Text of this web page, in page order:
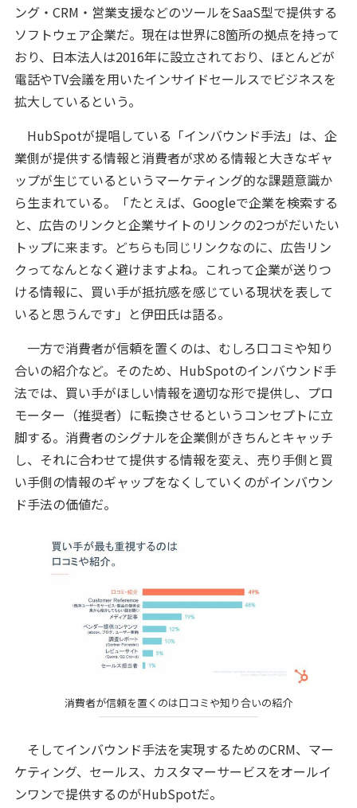
ング・CRM・営業支援などのツールをSaaS型で提供する
ソフトウェア企業だ。現在は世界に8箇所の拠点を持って
おり、日本法人は2016年に設立されており、ほとんどが
電話やTV会議を用いたインサイドセールスでビジネスを
拡大しているという。
HubSpotが提唱している「インバウンド手法」は、企
業側が提供する情報と消費者が求める情報と大きなギャ
ップが生じているというマーケティング的な課題意識か
ら生まれている。「たとえば、Googleで企業を検索する
と、広告のリンクと企業サイトのリンクの2つがだいたい
トップに来ます。どちらも同じリンクなのに、広告リン
クってなんとなく避けますよね。これって企業が送りつ
ける情報に、買い手が抵抗感を感じている現状を表して
いると思うんです」と伊田氏は語る。
一方で消費者が信頼を置くのは、むしろ口コミや知り
合いの紹介など。そのため、HubSpotのインバウンド手
法では、買い手がほしい情報を適切な形で提供し、プロ
モーター（推奨者）に転換させるというコンセプトに立
脚する。消費者のシグナルを企業側がきちんとキャッチ
し、それに合わせて提供する情報を変え、売り手側と買
い手側の情報のギャップをなくしていくのがインバウン
ド手法の価値だ。
消費者が信頼を置くのは口コミや知り合いの紹介
そしてインバウンド手法を実現するためのCRM、マー
ケティング、セールス、カスタマーサービスをオールイ
ンワンで提供するのがHubSpotだ。